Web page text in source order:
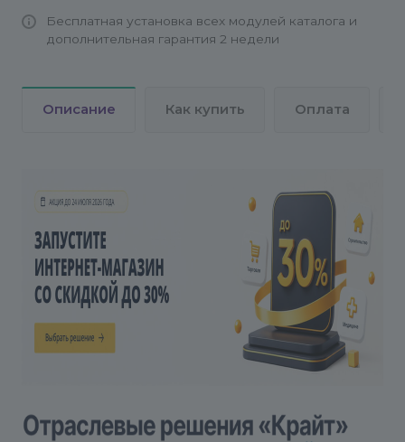
2.4. Запускаем мастер установки
В административной панели переходим в
«Настройки» – «Настройки продукта» –
Выбираем нужный мастер (krayt.КОД_РЕШЕНИЯ),
нажимаем«гамбургер»и нажимаем
Бесплатная установка всех модулей каталога и
дополнительная гарантия 2 недели
Описание Как купить Оплата